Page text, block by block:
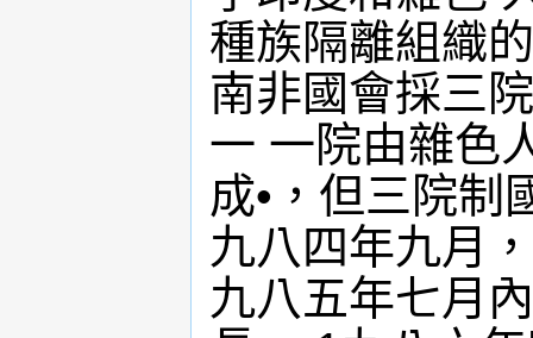
種族隔離組織
南非國會採三
一 一院由雜色
成•，但三院制
九八四年九月
九八五年七月